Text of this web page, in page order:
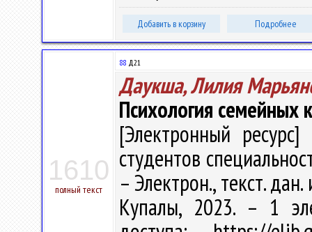
Добавить в корзину Подробнее
1610
полный текст
88 Д21
Даукша, Лилия
Психология семейных
[Электронный
студентов
– Электрон., текст.
Купалы, 2023. – 1